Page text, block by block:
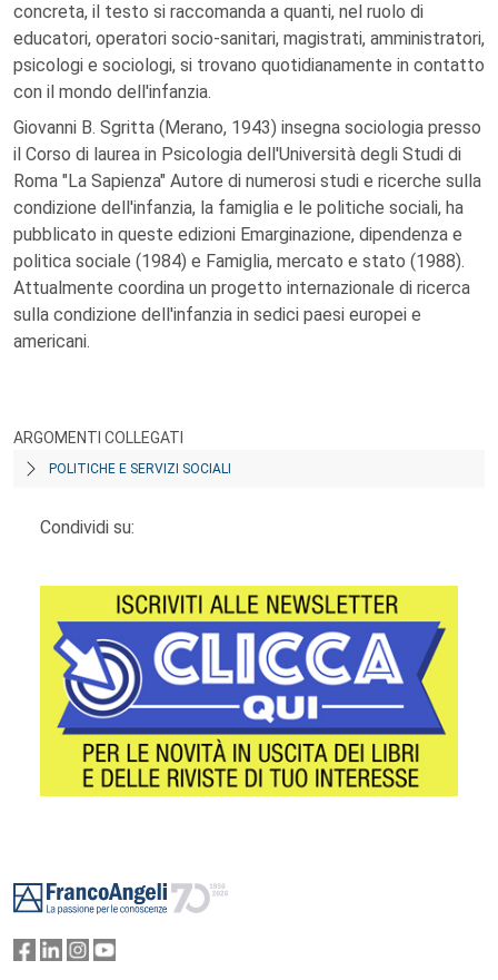
concreta, il testo si raccomanda a quanti, nel ruolo di
educatori, operatori socio-sanitari, magistrati, amministratori,
psicologi e sociologi, si trovano quotidianamente in contatto
con il mondo dell'infanzia.
Giovanni B. Sgritta (Merano, 1943) insegna sociologia presso
il Corso di laurea in Psicologia dell'Università degli Studi di
Roma "La Sapienza" Autore di numerosi studi e ricerche sulla
condizione dell'infanzia, la famiglia e le politiche sociali, ha
pubblicato in queste edizioni Emarginazione, dipendenza e
politica sociale (1984) e Famiglia, mercato e stato (1988).
Attualmente coordina un progetto internazionale di ricerca
sulla condizione dell'infanzia in sedici paesi europei e
americani.
ARGOMENTI COLLEGATI
POLITICHE E SERVIZI SOCIALI
Condividi su: